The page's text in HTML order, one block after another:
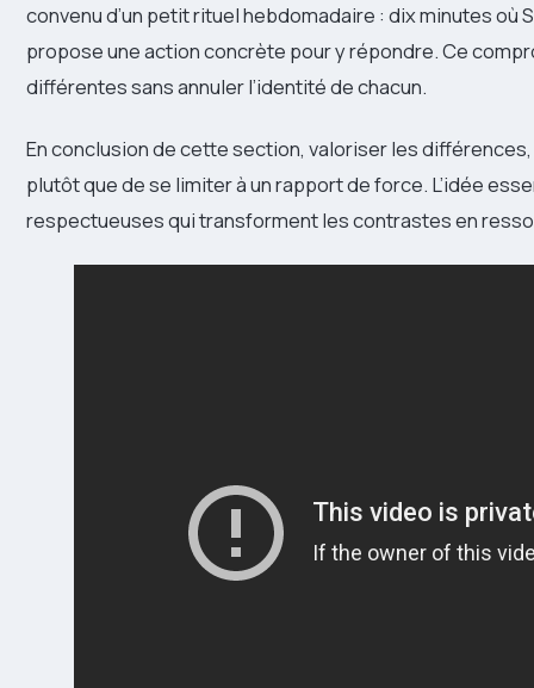
convenu d’un petit rituel hebdomadaire : dix minutes où
propose une action concrète pour y répondre. Ce
différentes sans annuler l’identité de chacun.
En conclusion de cette section, valoriser les
plutôt que de se limiter à un rapport de force. L’idée
respectueuses qui transforment les contrastes en